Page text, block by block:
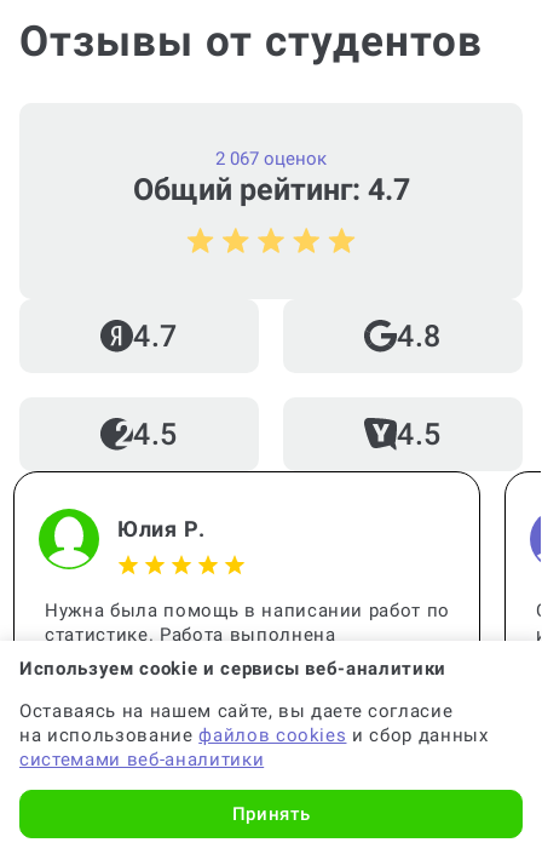
Отзывы от студентов
Общий рейтинг: 4.7
2 067 оценок
4.7 4.8
4.5 4.5
Юлия Р.
Нужна была помощь в написании работ по
статистике. Работа выполнена
качественно, все детали учтены. Спасибо
за помощь, вы меня выручили!
Используем cookie и сервисы веб-аналитики
Оставаясь на нашем сайте, вы даете согласие
на использованиефайлов cookies и сбор данных
системами веб-аналитики
Принять